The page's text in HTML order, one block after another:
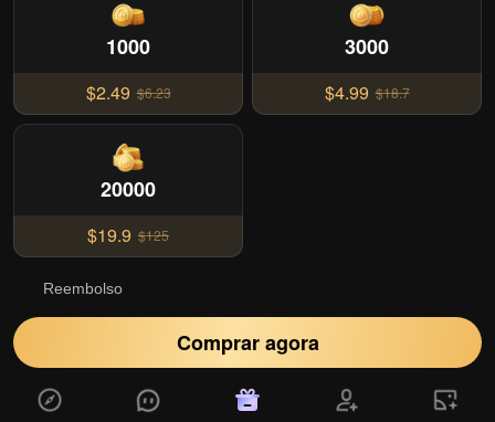
1000
$2.49 $6.23
3000
$4.99 $18.7
20000
$19.9 $125
Comprar agora
Reembolso